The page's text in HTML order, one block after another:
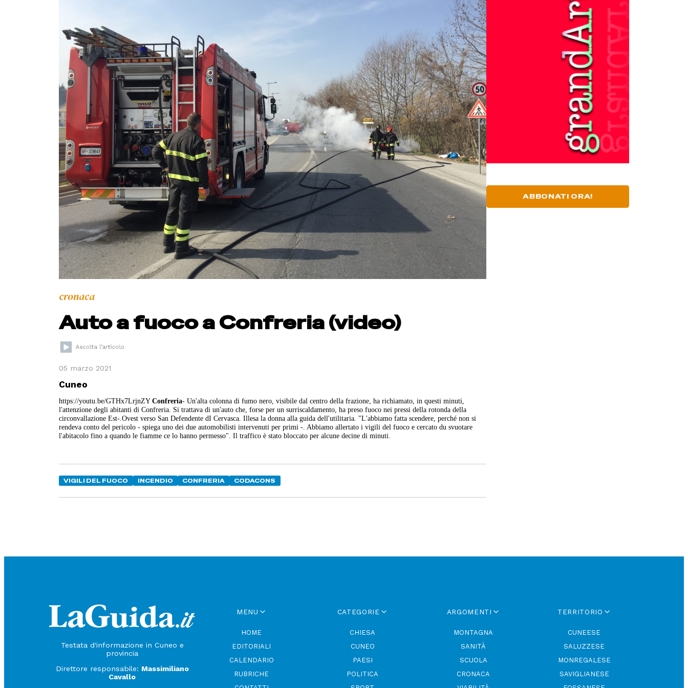
cronaca
Auto a fuoco a Confreria (video)
05 marzo 2021
Cuneo
https://youtu.be/GTHx7LrjnZYConfreria- Un'alta colonna di fumo nero, visibile dal centro della frazione, ha richiamato, in questi minuti,
l'attenzione degli abitanti di Confreria. Si trattava di un'auto che, forse per un surriscaldamento, ha preso fuoco nei pressi della rotonda della
circonvallazione Est-.Ovest verso San Defendente dI Cervasca. Illesa la donna alla guida dell'utilitaria. "L'abbiamo fatta scendere, perché non si
rendeva conto del pericolo - spiega uno dei due automobilisti intervenuti per primi -. Abbiamo allertato i vigili del fuoco e cercato du svuotare
l'abitacolo fino a quando le fiamme ce lo hanno permesso". Il traffico è stato bloccato per alcune decine di minuti.
VIGILI DEL FUOCO INCENDIO CONFRERIA CODACONS
ABBONATI ORA!
Testata d'informazione in Cuneo e
provincia
Direttore responsabile: Massimiliano
Cavallo
MENU
HOME
EDITORIALI
CALENDARIO
RUBRICHE
CATEGORIE
CHIESA
CUNEO
PAESI
POLITICA
ARGOMENTI
MONTAGNA
SANITÀ
SCUOLA
CRONACA
TERRITORIO
CUNEESE
SALUZZESE
MONREGALESE
SAVIGLIANESE